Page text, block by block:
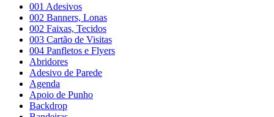
001 Adesivos
002 Banners, Lonas
002 Faixas, Tecidos
003 Cartão de Visitas
004 Panfletos e Flyers
Abridores
Adesivo de Parede
Agenda
Apoio de Punho
Backdrop